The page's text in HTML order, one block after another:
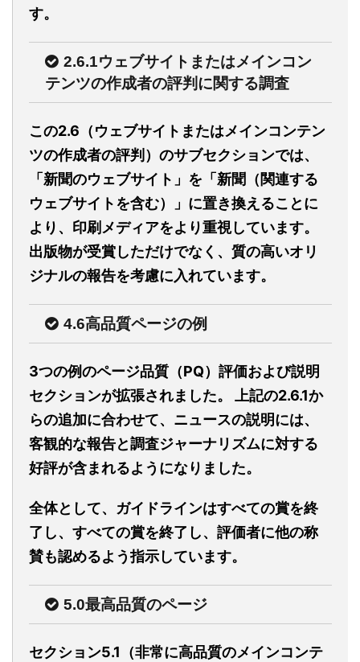
す。
2.6.1ウェブサイトまたはメインコン
テンツの作成者の評判に関する調査
この2.6（ウェブサイトまたはメインコンテン
ツの作成者の評判）のサブセクションでは、
「新聞のウェブサイト」を「新聞（関連する
ウェブサイトを含む）」に置き換えることに
より、印刷メディアをより重視しています。
出版物が受賞しただけでなく、質の高いオリ
ジナルの報告を考慮に入れています。
4.6高品質ページの例
3つの例のページ品質（PQ）評価および説明
セクションが拡張されました。 上記の2.6.1か
らの追加に合わせて、ニュースの説明には、
客観的な報告と調査ジャーナリズムに対する
好評が含まれるようになりました。
全体として、ガイドラインはすべての賞を終
了し、すべての賞を終了し、評価者に他の称
賛も認めるよう指示しています。
5.0最高品質のページ
セクション5.1（非常に高品質のメインコンテ